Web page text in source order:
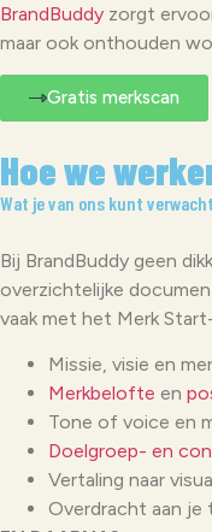
BrandBuddy zorgt
maar ook onthouden
Gratis merkscan
Hoe we
Wat je van ons kunt
Bij BrandBuddy geen
overzichtelijke
vaak met het Merk
Missie, visie en
Merkbelofte en
Tone of voice en
Doelgroep- en
Vertaling naar
Overdracht aan je